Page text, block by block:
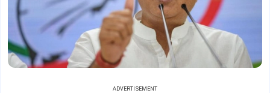
ADVERTISEMENT